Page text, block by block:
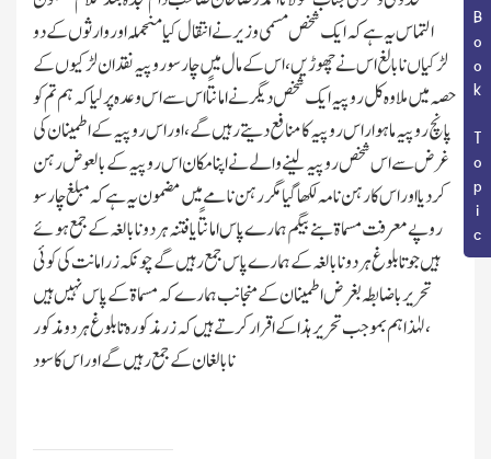
Book Topic
التماس یہ ہے کہ ایك شخص مسمی وزیر نے انتقال کیا منجملہ اور وارثوں کے دو
لڑکیاں نابالغ اس نے چھوڑیں ،اس کے مال میں چار سو روپیہ نقد ان لڑکیوں کے
حصہ میں ملا وہ کل روپیہ ایك شخص دیگر نے امانتًا ا س سے اس وعدہ پر لیاکہ ہم تم کو
پانچ روپیہ ماہوار اس روپیہ کا منا فع دیتے رہیں گے،اور اس روپیہ کے اطمینان کی
غرض سے اس شخص روپیہ لینے والے نے اپنا مکان اس روپیہ کے بالعوض رہن
کردیا اور اس کا رہن نامہ لکھا گیا مگر رہن نامے میں مضمون یہ ہے کہ مبلغ چار سو
روپے معرفت مسماۃ بنے بیگم ہمارے پاس امانتًا یا فتنہ ہر دو نابالغہ کے جمع ہوئے
ہیں جو تابلوغ ہر دو نابالغہ کے ہمارے پاس جمع رہیں گے چونکہ زر امانت کی کوئی
تحریر باضابطہ بغرض اطمینان کے منجانب ہمارے کہ مسماۃ کے پاس نہیں ہیں
،لہٰذا ہم بموجب تحریر ہذا کے اقرار کرتے ہیں کہ زر مذکورہ تابلوغ ہر دو مذکور
نابالغان کے جمع رہیں گے اور اس کا سود